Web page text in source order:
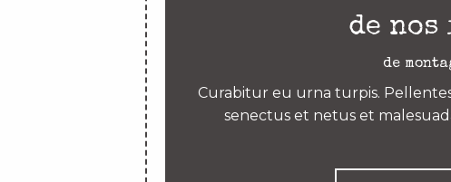
de nos
de
Curabitur eu urna turpis.
senectus et netus et